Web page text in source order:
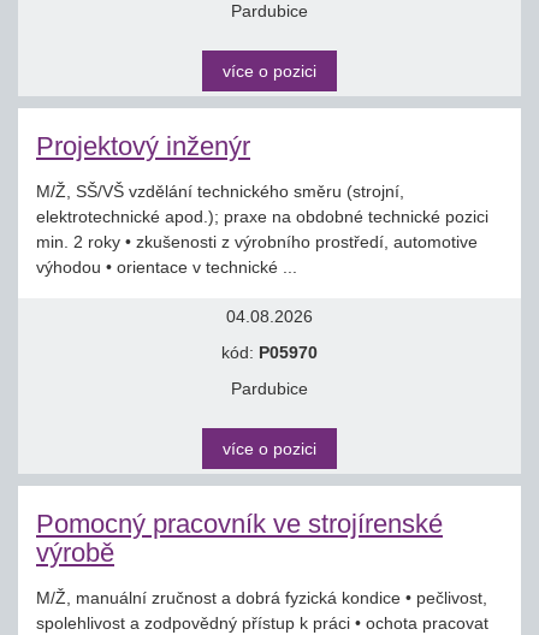
Pardubice
více o pozici
Projektový inženýr
M/Ž, SŠ/VŠ vzdělání technického směru (strojní,
elektrotechnické apod.); praxe na obdobné technické pozici
min. 2 roky • zkušenosti z výrobního prostředí, automotive
výhodou • orientace v technické ...
04.08.2026
kód: P05970
Pardubice
více o pozici
Pomocný pracovník ve strojírenské
výrobě
M/Ž, manuální zručnost a dobrá fyzická kondice • pečlivost,
spolehlivost a zodpovědný přístup k práci • ochota pracovat